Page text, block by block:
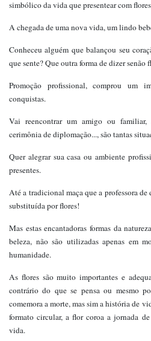
simbólico da vida que presentear com
A chegada de uma nova vida, um lindo
Conheceu alguém que balançou seu
que sente? Que outra forma de dizer senão
Promoção profissional, comprou um
conquistas.
Vai reencontrar um amigo ou
cerimônia de diplomação..., são tantas
Quer alegrar sua casa ou ambiente
presentes.
Até a tradicional maça que a professora
substituída por flores!
Mas estas encantadoras formas da
beleza, não são utilizadas apenas em
humanidade.
As flores são muito importantes e
contrário do que se pensa ou mesmo
comemora a morte, mas sim a história de
formato circular, a flor coroa a jornada
vida.